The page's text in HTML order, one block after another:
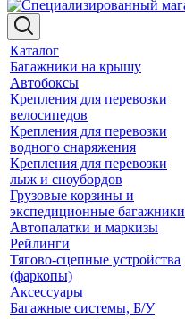
Каталог
Багажники на крышу
Автобоксы
Крепления для перевозки
велосипедов
Крепления для перевозки
водного снаряжения
Крепления для перевозки
лыж и сноубордов
Грузовые корзины и
экспедиционные багажники
Автопалатки и маркизы
Рейлинги
Тягово-сцепные устройства
(фаркопы)
Аксессуары
Багажные системы, Б/У